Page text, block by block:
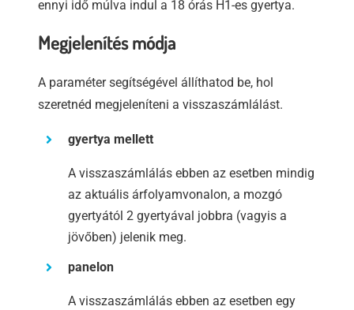
ennyi idő múlva indul a 18 órás H1-es gyertya.
Megjelenítés módja
A paraméter segítségével állíthatod be, hol
szeretnéd megjeleníteni a visszaszámlálást.
gyertya mellett
A visszaszámlálás ebben az esetben mindig
az aktuális árfolyamvonalon, a mozgó
gyertyától 2 gyertyával jobbra (vagyis a
jövőben) jelenik meg.
panelon
A visszaszámlálás ebben az esetben egy